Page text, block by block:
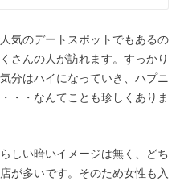
気のデートスポットでもあるの
さんの人が訪れます。すっかり
分はハイになっていき、ハプニ
・・なんてことも珍しくありま
しい暗いイメージは無く、どち
が多いです。そのため女性も入